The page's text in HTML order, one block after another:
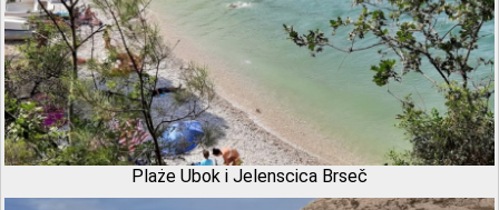
Plaże Ubok i Jelenscica Brseč